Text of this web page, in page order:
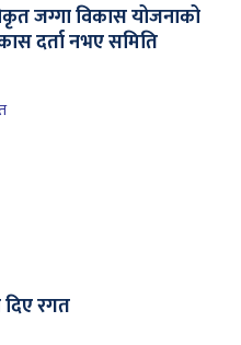
जग्गा विकास योजनाको
दर्ता नभए समिति
रगत